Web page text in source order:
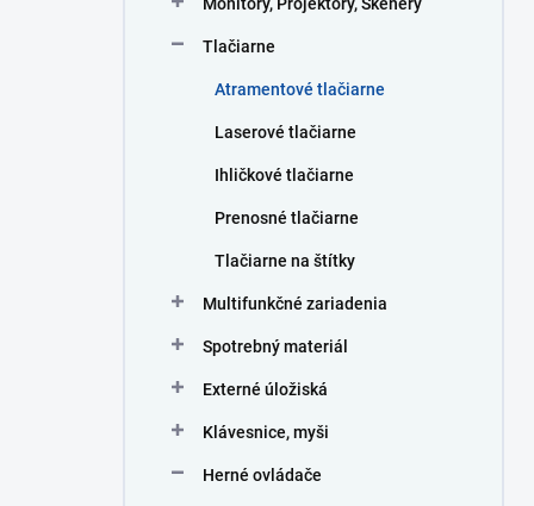
Tlačiarne
Atramentové tlačiarne
Laserové tlačiarne
Ihličkové tlačiarne
Prenosné tlačiarne
Tlačiarne na štítky
Multifunkčné zariadenia
Spotrebný materiál
Externé úložiská
Klávesnice, myši
Herné ovládače